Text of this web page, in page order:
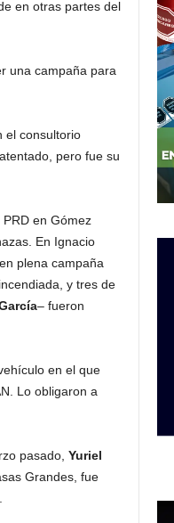
en otras partes del
una campaña para
el consultorio
pero fue su
en Gómez
En Ignacio
plena campaña
y tres de
– fueron
en el que
Lo obligaron a
pasado, Yuriel
Grandes, fue